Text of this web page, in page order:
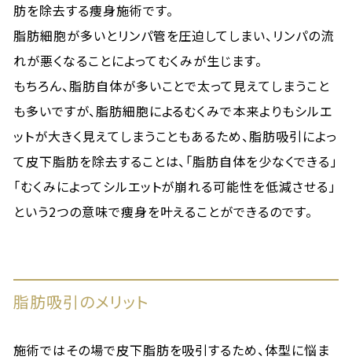
肪を除去する痩身施術です。
脂肪細胞が多いとリンパ管を圧迫してしまい、リンパの流
れが悪くなることによってむくみが生じます。
もちろん、脂肪自体が多いことで太って見えてしまうこと
も多いですが、脂肪細胞によるむくみで本来よりもシルエ
ットが大きく見えてしまうこともあるため、脂肪吸引によっ
て皮下脂肪を除去することは、「脂肪自体を少なくできる」
「むくみによってシルエットが崩れる可能性を低減させる」
という2つの意味で痩身を叶えることができるのです。
脂肪吸引のメリット
施術ではその場で皮下脂肪を吸引するため、体型に悩ま